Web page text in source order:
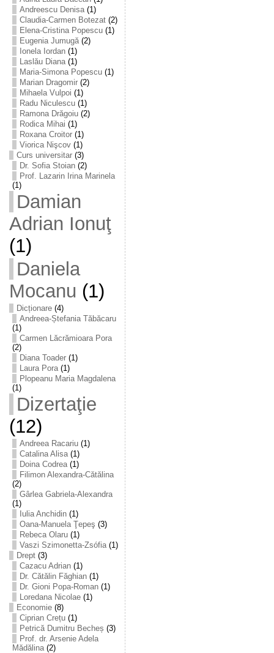
Andreescu Denisa(1)
Claudia-Carmen Botezat(2)
Elena-Cristina Popescu(1)
Eugenia Jumugă(2)
Ionela Iordan(1)
Laslău Diana(1)
Maria-Simona Popescu(1)
Marian Dragomir(2)
Mihaela Vulpoi (1)
Radu Niculescu(1)
Ramona Drăgoiu(2)
Rodica Mihai (1)
Roxana Croitor(1)
Viorica Nişcov(1)
Curs universitar(3)
Dr. Sofia Stoian(2)
Prof. Lazarin Irina Marinela
(1)
Damian
Adrian Ionuţ
(1)
Daniela
Mocanu (1)
Dicționare(4)
Andreea-Ștefania Tăbăcaru
(1)
Carmen Lăcrămioara Pora
(2)
Diana Toader(1)
Laura Pora(1)
Plopeanu Maria Magdalena
(1)
Dizertaţie
(12)
Andreea Racariu(1)
Catalina Alisa(1)
Doina Codrea(1)
Filimon Alexandra-Cătălina
(2)
Gârlea Gabriela-Alexandra
(1)
Iulia Anchidin(1)
Oana-Manuela Ţepeş (3)
Rebeca Olaru(1)
Vaszi Szimonetta-Zsófia(1)
Drept(3)
Cazacu Adrian(1)
Dr. Cătălin Făghian(1)
Dr. Gioni Popa-Roman(1)
Loredana Nicolae(1)
Economie(8)
Ciprian Crețu(1)
Petrică Dumitru Becheș (3)
Prof. dr. Arsenie Adela
Mădălina(2)